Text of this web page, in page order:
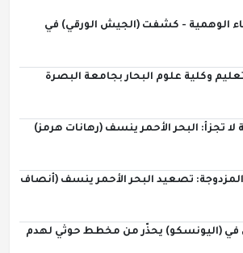
الوهمية - كشفت (الجيش الورقي) في
وكلية علوم البحار بجامعة البصرة
تجزأ: البحر الأحمر ينسف (رهانات هرمز)
المزدوجة: تصعيد البحر الأحمر ينسف (أنصاف
في (اليونسكو) يحذّر من مخطط حوثي لهدم